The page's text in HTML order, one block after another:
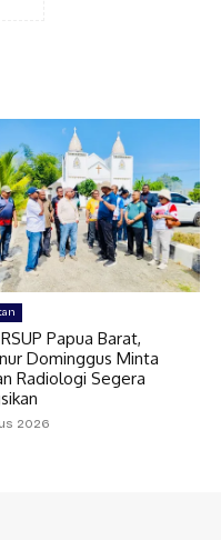
Papua Barat,
Dominggus Minta
Radiologi Segera
2026